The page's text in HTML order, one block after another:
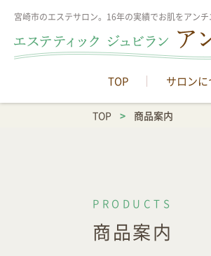
宮崎市のエステサロン。16年の実績でお肌をアンチ
TOP サロン
TOP > 商品案内
商品案内